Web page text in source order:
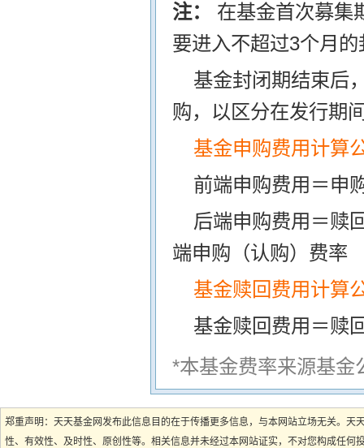
注： 在基金首次募集
要进入不超过3个月
基金封闭期结束后
购，以区分在发行期
基金申购费用计算
前端申购费用＝申
后端申购费用＝赎
端申购（认购）费率
基金赎回费用计算
基金赎回费用＝赎
*本基金费率来源基金
郑重声明：天天基金网发布此信息目的在于传播更多信息，与本网站立场无关。
性、有效性、及时性、原创性等。相关信息并未经过本网站证实，不对您构成任